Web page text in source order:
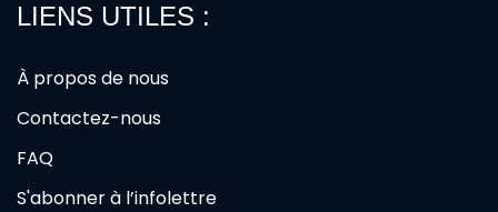
LIENS UTILES :
À propos de nous
Contactez-nous
FAQ
S'abonner à l’infolettre